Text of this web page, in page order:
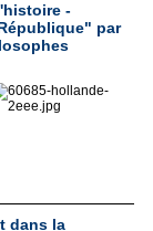
-
par
dans la